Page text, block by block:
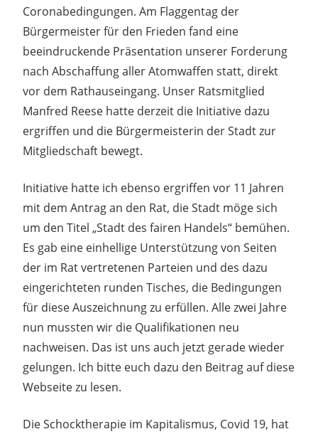
Coronabedingungen. Am Flaggentag der
Bürgermeister für den Frieden fand eine
beeindruckende Präsentation unserer Forderung
nach Abschaffung aller Atomwaffen statt, direkt
vor dem Rathauseingang. Unser Ratsmitglied
Manfred Reese hatte derzeit die Initiative dazu
ergriffen und die Bürgermeisterin der Stadt zur
Mitgliedschaft bewegt.
Initiative hatte ich ebenso ergriffen vor 11 Jahren
mit dem Antrag an den Rat, die Stadt möge sich
um den Titel „Stadt des fairen Handels“ bemühen.
Es gab eine einhellige Unterstützung von Seiten
der im Rat vertretenen Parteien und des dazu
eingerichteten runden Tisches, die Bedingungen
für diese Auszeichnung zu erfüllen. Alle zwei Jahre
nun mussten wir die Qualifikationen neu
nachweisen. Das ist uns auch jetzt gerade wieder
gelungen. Ich bitte euch dazu den Beitrag auf diese
Webseite zu lesen.
Die Schocktherapie im Kapitalismus, Covid 19, hat